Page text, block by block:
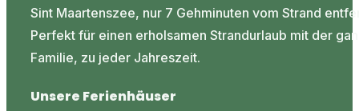
Sint Maartenszee, nur 7 Gehminuten vom Strand
Perfekt für einen erholsamen Strandurlaub mit der
Familie, zu jeder Jahreszeit.
Unsere Ferienhäuser